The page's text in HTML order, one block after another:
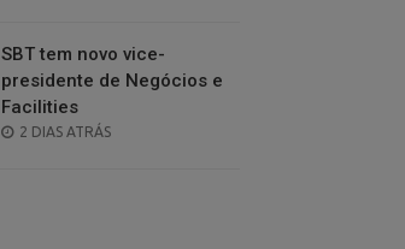
SBT tem novo vice-
presidente de Negócios e
Facilities
POSTED
2 DIAS ATRÁS